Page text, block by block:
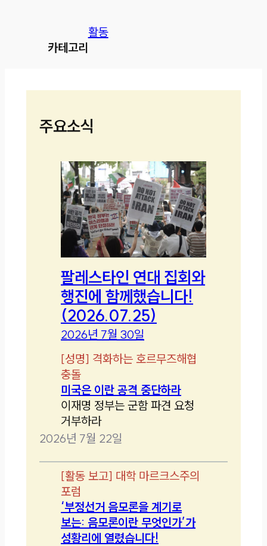
카테고리
활동
주요소식
팔레스타인 연대 집회와
행진에 함께했습니다!
(2026.07.25)
2026년 7월 30일
[성명] 격화하는 호르무즈해협
충돌
미국은 이란 공격 중단하라
이재명 정부는 군함 파견 요청
거부하라
2026년 7월 22일
[활동 보고] 대학 마르크스주의
포럼
‘부정선거 음모론을 계기로
보는: 음모론이란 무엇인가’가
성황리에 열렸습니다!